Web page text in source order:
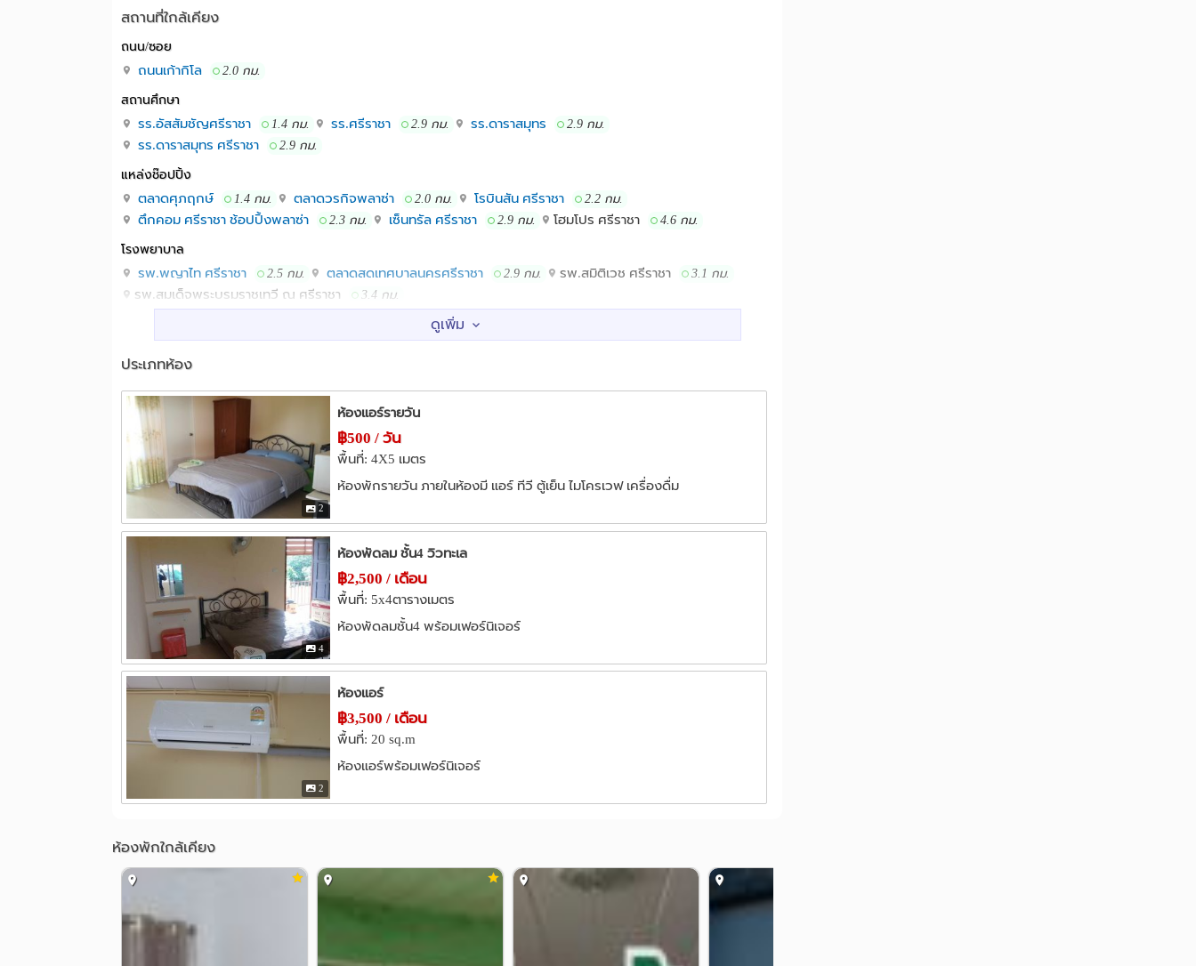
สถานที่ใกล้เคียง
ถนน/ซอย
ถนนเก้ากิโล 2.0 กม.
สถานศึกษา
รร.อัสสัมชัญศรีราชา 1.4 กม. รร.ศรีราชา 2.9 กม. รร.ดาราสมุทร 2.9 กม.
รร.ดาราสมุทร ศรีราชา 2.9 กม.
แหล่งช๊อปปิ้ง
ตลาดศุภฤกษ์ 1.4 กม. ตลาดวรกิจพลาซ่า 2.0 กม. โรบินสัน ศรีราชา 2.2 กม.
ตึกคอม ศรีราชา ช้อปปิ้งพลาซ่า 2.3 กม. เซ็นทรัล ศรีราชา 2.9 กม. โฮมโปร ศรีราชา 4.6 กม.
โรงพยาบาล
รพ.พญาไท ศรีราชา 2.5 กม. ตลาดสดเทศบาลนครศรีราชา 2.9 กม. รพ.สมิติเวช ศรีราชา 3.1 กม.
รพ.สมเด็จพระบรมราชเทวี ณ ศรีราชา 3.4 กม.
วัดพิบูลสัณหธรรม
ประเภทห้อง
2
ห้องแอร์รายวัน
฿500 / วัน
พื้นที่: 4X5 เมตร
ห้องพักรายวัน ภายในห้องมี แอร์ ทีวี ตู้เย็น ไมโครเวฟ เครื่องดื่ม
4
ห้องพัดลม ชั้น4 วิวทะเล
฿2,500 / เดือน
พื้นที่: 5x4ตารางเมตร
ห้องพัดลมชั้น4 พร้อมเฟอร์นิเจอร์
2
ห้องแอร์
฿3,500 / เดือน
พื้นที่: 20 sq.m
ห้องแอร์พร้อมเฟอร์นิเจอร์
ห้องพักใกล้เคียง